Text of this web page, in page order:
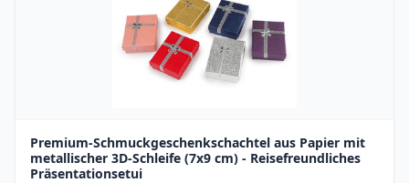
Premium-Schmuckgeschenkschachtel aus Papier mit
metallischer 3D-Schleife (7x9 cm) - Reisefreundliches
Präsentationsetui